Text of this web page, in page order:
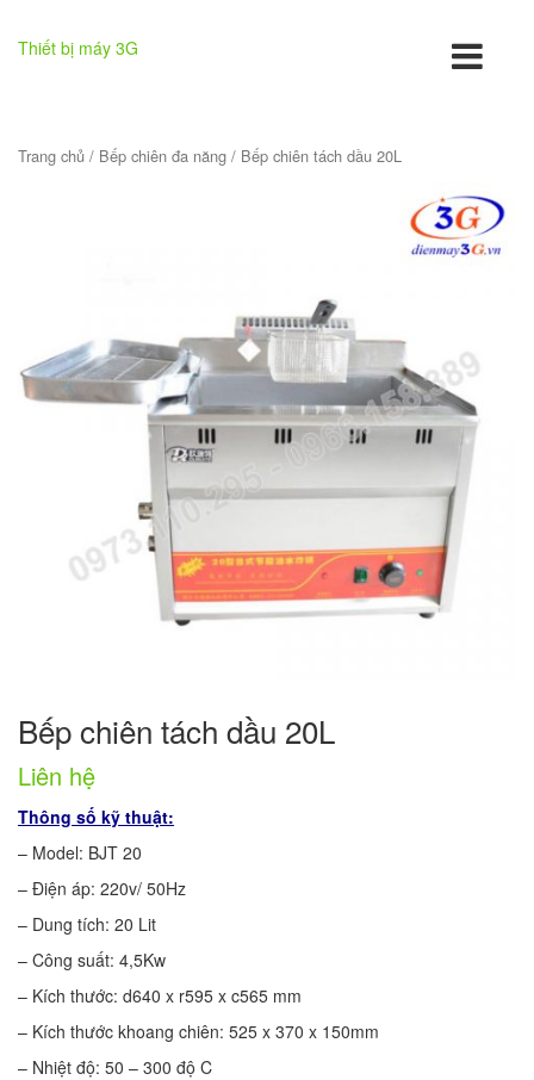
Thiết bị máy 3G
Trang chủ / Bếp chiên đa năng / Bếp chiên tách dầu 20L
Bếp chiên tách dầu 20L
Liên hệ
Thông số kỹ thuật:
– Model: BJT 20
– Điện áp: 220v/ 50Hz
– Dung tích: 20 Lit
– Công suất: 4,5Kw
– Kích thước: d640 x r595 x c565 mm
– Kích thước khoang chiên: 525 x 370 x 150mm
– Nhiệt độ: 50 – 300 độ C